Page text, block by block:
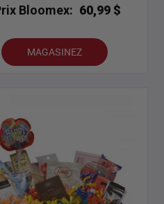
Bloomex: 60,99 $
MAGASINEZ